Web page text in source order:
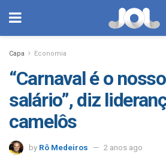
Capa Economia
“Carnaval é o
salário”, diz
camelôs
by Rô Medeiros 2 anos ago